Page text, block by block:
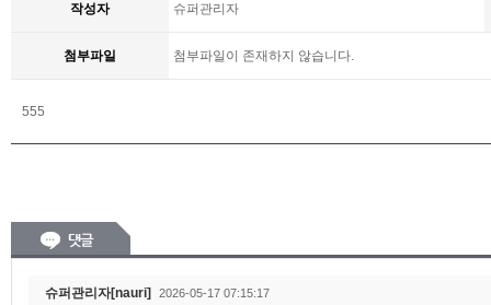
작성자 슈퍼관리자
첨부파일 첨부파일이 존재하지 않습니다.
555
슈퍼관리자[nauri] 2026-05-17 07:15:17